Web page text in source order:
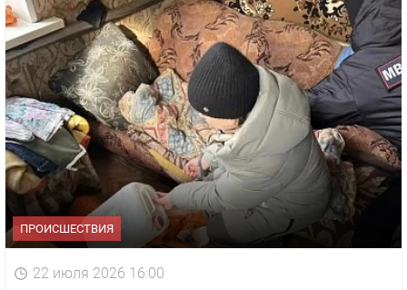
ПРОИСШЕСТВИЯ
22 июля 2026 16:00